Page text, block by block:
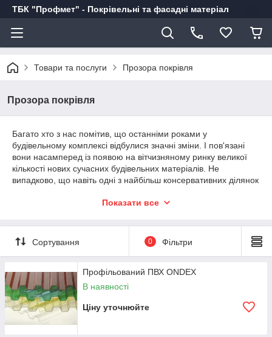
ТБК "Профмет" - Покрівельні та фасадні матеріал
Товари та послуги Прозора покрівля
Прозора покрівля
Багато хто з нас помітив, що останніми роками у
будівельному комплексі відбулися значні зміни. І пов'язані
вони насамперед із появою на вітчизняному ринку великої
кількості нових сучасних будівельних матеріалів. Не
випадково, що навіть одні з найбільш консервативних ділянок
нових покрівельних матеріалів.
використовують і світлопропускні — скло, та полімерні
матеріали. Застосування цих матеріалів дозволяє говорити
стійкого зв'язку між зовнішнім простором та інтер'єром
будівлі.
Показати все
Сортування 0 Фільтри
Профільований ПВХ ONDEX
В наявності
Ціну уточнюйте